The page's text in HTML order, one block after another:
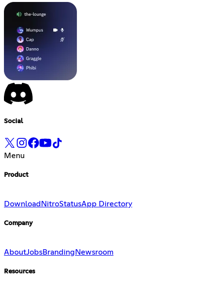
Social
Menu
Product
Download NitroStatusApp Directory
Company
AboutJobsBranding Newsroom
Resources